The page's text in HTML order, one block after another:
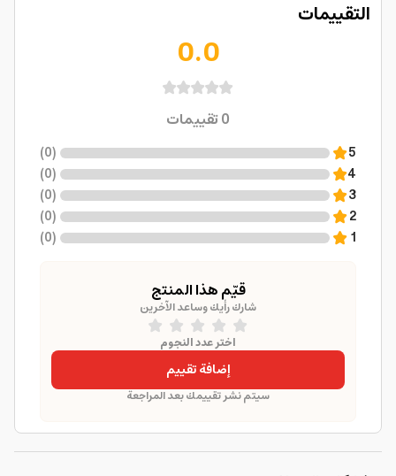
التقييمات
0.0
0تقييمات
5
(
0
)
4
(
0
)
3
(
0
)
2
(
0
)
1
(
0
)
قيّم هذا المنتج
شارك رأيك وساعد الآخرين
اختر عدد النجوم
إضافة تقييم
سيتم نشر تقييمك بعد المراجعة